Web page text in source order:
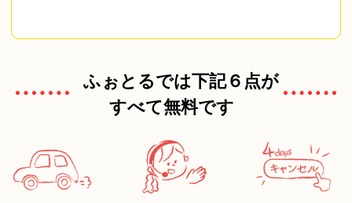
ご依頼のお問い合わせ後のお返事が48時間以上空く
方は 申し訳ありませんが、撮影前のヒアリングが十
分出来な い可能性がある為こちらからお断りさせて
頂く場合があ ります。
撮影前までの信頼関係が大切と考えておりますので
御協力よろしくお願い致します。"
ふぉとるでは下記６点が
すべて無料です